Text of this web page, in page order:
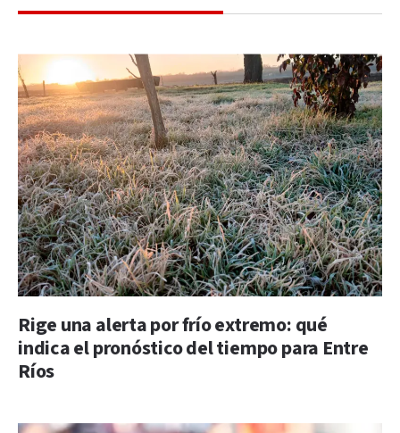
Rige una alerta por frío extremo: qué
indica el pronóstico del tiempo para Entre
Ríos